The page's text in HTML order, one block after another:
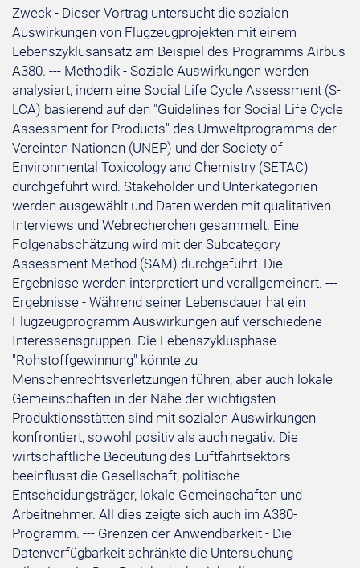
Zweck - Dieser Vortrag untersucht die sozialen
Auswirkungen von Flugzeugprojekten mit einem
Lebenszyklusansatz am Beispiel des Programms Airbus
A380. --- Methodik - Soziale Auswirkungen werden
analysiert, indem eine Social Life Cycle Assessment (S-
LCA) basierend auf den "Guidelines for Social Life Cycle
Assessment for Products" des Umweltprogramms der
Vereinten Nationen (UNEP) und der Society of
Environmental Toxicology and Chemistry (SETAC)
durchgeführt wird. Stakeholder und Unterkategorien
werden ausgewählt und Daten werden mit qualitativen
Interviews und Webrecherchen gesammelt. Eine
Folgenabschätzung wird mit der Subcategory
Assessment Method (SAM) durchgeführt. Die
Ergebnisse werden interpretiert und verallgemeinert. ---
Ergebnisse - Während seiner Lebensdauer hat ein
Flugzeugprogramm Auswirkungen auf verschiedene
Interessensgruppen. Die Lebenszyklusphase
"Rohstoffgewinnung" könnte zu
Menschenrechtsverletzungen führen, aber auch lokale
Gemeinschaften in der Nähe der wichtigsten
Produktionsstätten sind mit sozialen Auswirkungen
konfrontiert, sowohl positiv als auch negativ. Die
wirtschaftliche Bedeutung des Luftfahrtsektors
beeinflusst die Gesellschaft, politische
Entscheidungsträger, lokale Gemeinschaften und
Arbeitnehmer. All dies zeigte sich auch im A380-
Programm. --- Grenzen der Anwendbarkeit - Die
Datenverfügbarkeit schränkte die Untersuchung